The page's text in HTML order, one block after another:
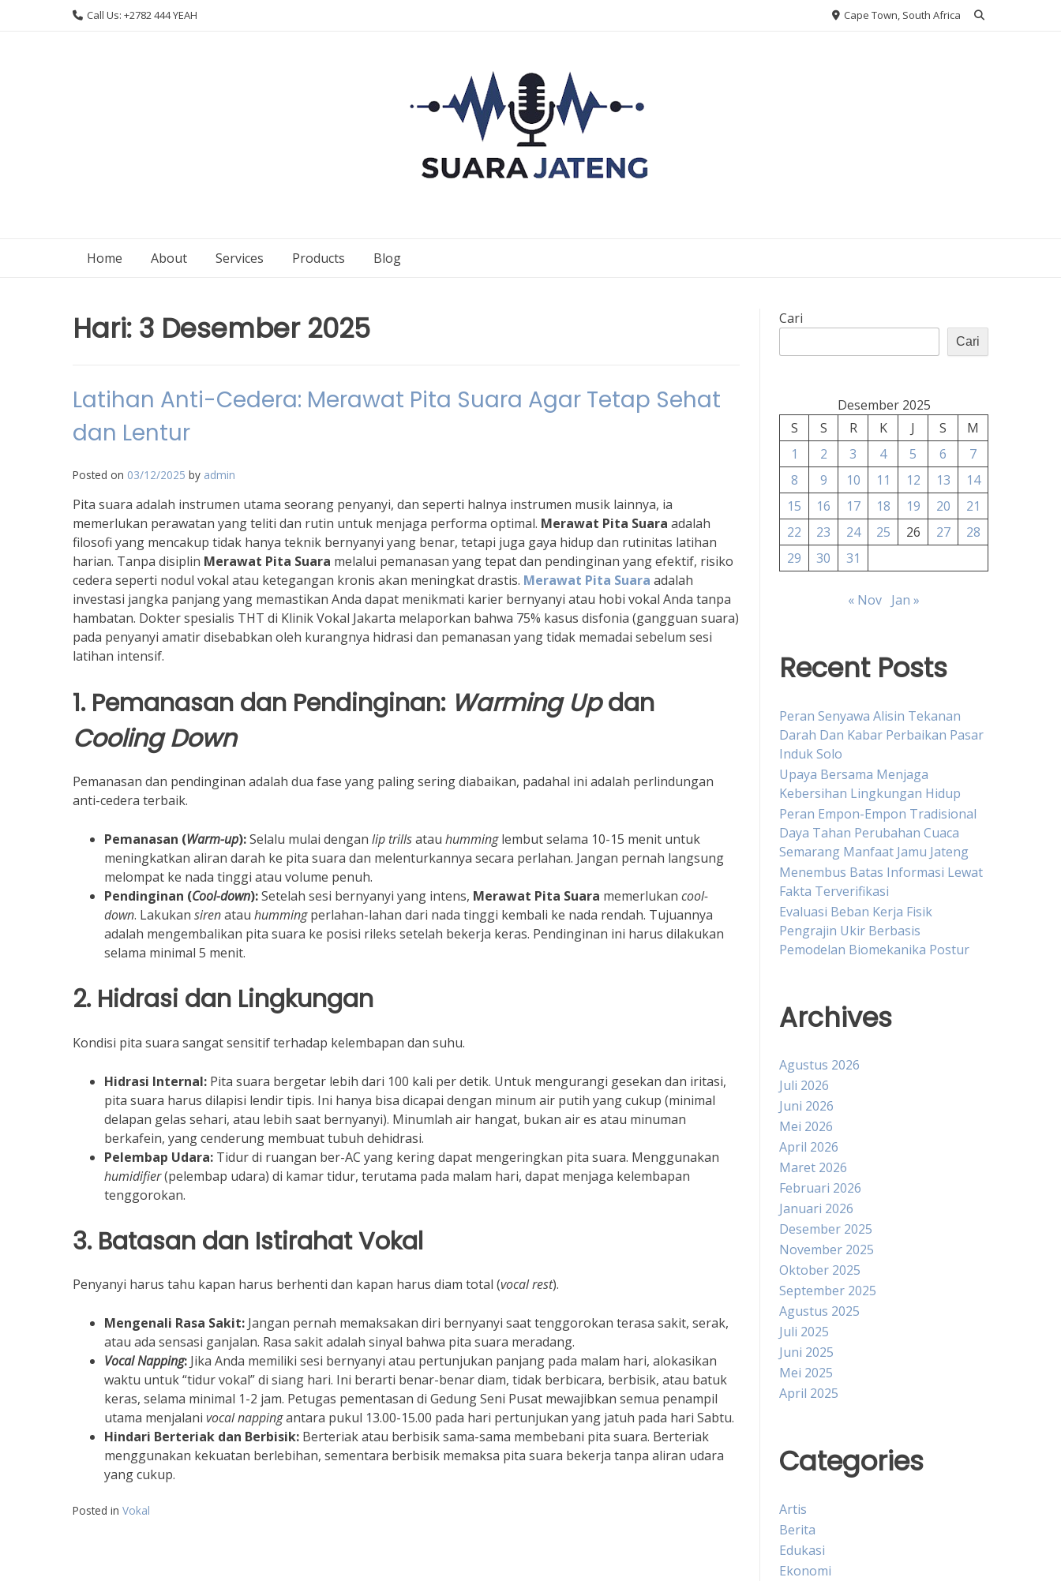
Call Us: +2782 444 YEAH Cape Town, South Africa
Home About Services Products Blog
Hari: 3 Desember 2025
Latihan Anti-Cedera: Merawat Pita Suara Agar Tetap Sehat
dan Lentur
Posted on 03/12/2025 by admin
Pita suara adalah instrumen utama seorang penyanyi, dan seperti halnya instrumen musik lainnya, ia
memerlukan perawatan yang teliti dan rutin untuk menjaga performa optimal. Merawat Pita Suara adalah
filosofi yang mencakup tidak hanya teknik bernyanyi yang benar, tetapi juga gaya hidup dan rutinitas latihan
harian. Tanpa disiplin Merawat Pita Suara melalui pemanasan yang tepat dan pendinginan yang efektif, risiko
cedera seperti nodul vokal atau ketegangan kronis akan meningkat drastis. Merawat Pita Suara adalah
investasi jangka panjang yang memastikan Anda dapat menikmati karier bernyanyi atau hobi vokal Anda tanpa
hambatan. Dokter spesialis THT di Klinik Vokal Jakarta melaporkan bahwa 75% kasus disfonia (gangguan suara)
pada penyanyi amatir disebabkan oleh kurangnya hidrasi dan pemanasan yang tidak memadai sebelum sesi
latihan intensif.
1. Pemanasan dan Pendinginan: Warming Updan
Cooling Down
Pemanasan dan pendinginan adalah dua fase yang paling sering diabaikan, padahal ini adalah perlindungan
anti-cedera terbaik.
Pemanasan (Warm-up):Selalu mulai dengan lip trillsatau humminglembut selama 10-15 menit untuk
meningkatkan aliran darah ke pita suara dan melenturkannya secara perlahan. Jangan pernah langsung
melompat ke nada tinggi atau volume penuh.
Pendinginan (Cool-down):Setelah sesi bernyanyi yang intens, Merawat Pita Suara memerlukan cool-
down. Lakukan sirenatau hummingperlahan-lahan dari nada tinggi kembali ke nada rendah. Tujuannya
adalah mengembalikan pita suara ke posisi rileks setelah bekerja keras. Pendinginan ini harus dilakukan
selama minimal 5 menit.
2. Hidrasi dan Lingkungan
Kondisi pita suara sangat sensitif terhadap kelembapan dan suhu.
Hidrasi Internal: Pita suara bergetar lebih dari 100 kali per detik. Untuk mengurangi gesekan dan iritasi,
pita suara harus dilapisi lendir tipis. Ini hanya bisa dicapai dengan minum air putih yang cukup (minimal
delapan gelas sehari, atau lebih saat bernyanyi). Minumlah air hangat, bukan air es atau minuman
berkafein, yang cenderung membuat tubuh dehidrasi.
Pelembap Udara: Tidur di ruangan ber-AC yang kering dapat mengeringkan pita suara. Menggunakan
humidifier(pelembap udara) di kamar tidur, terutama pada malam hari, dapat menjaga kelembapan
tenggorokan.
3. Batasan dan Istirahat Vokal
Penyanyi harus tahu kapan harus berhenti dan kapan harus diam total (vocal rest).
Mengenali Rasa Sakit: Jangan pernah memaksakan diri bernyanyi saat tenggorokan terasa sakit, serak,
atau ada sensasi ganjalan. Rasa sakit adalah sinyal bahwa pita suara meradang.
Vocal Napping: Jika Anda memiliki sesi bernyanyi atau pertunjukan panjang pada malam hari, alokasikan
waktu untuk “tidur vokal” di siang hari. Ini berarti benar-benar diam, tidak berbicara, berbisik, atau batuk
keras, selama minimal 1-2 jam. Petugas pementasan di Gedung Seni Pusat mewajibkan semua penampil
utama menjalani vocal nappingantara pukul 13.00-15.00 pada hari pertunjukan yang jatuh pada hari Sabtu.
Hindari Berteriak dan Berbisik: Berteriak atau berbisik sama-sama membebani pita suara. Berteriak
menggunakan kekuatan berlebihan, sementara berbisik memaksa pita suara bekerja tanpa aliran udara
yang cukup.
Posted in Vokal
Cari
Cari
Desember 2025
S
S R K J S
M
1
2 3 4 5 6
7
8
9 10 11 12 13
14
15
16 17 18 19 20
21
22
23 24 25 26 27
28
29
30 31
« Nov Jan »
Recent Posts
Peran Senyawa Alisin Tekanan
Darah Dan Kabar Perbaikan Pasar
Induk Solo
Upaya Bersama Menjaga
Kebersihan Lingkungan Hidup
Peran Empon-Empon Tradisional
Daya Tahan Perubahan Cuaca
Semarang Manfaat Jamu Jateng
Menembus Batas Informasi Lewat
Fakta Terverifikasi
Evaluasi Beban Kerja Fisik
Pengrajin Ukir Berbasis
Pemodelan Biomekanika Postur
Archives
Agustus 2026
Juli 2026
Juni 2026
Mei 2026
April 2026
Maret 2026
Februari 2026
Januari 2026
Desember 2025
November 2025
Oktober 2025
September 2025
Agustus 2025
Juli 2025
Juni 2025
Mei 2025
April 2025
Categories
Artis
Berita
Edukasi
Ekonomi